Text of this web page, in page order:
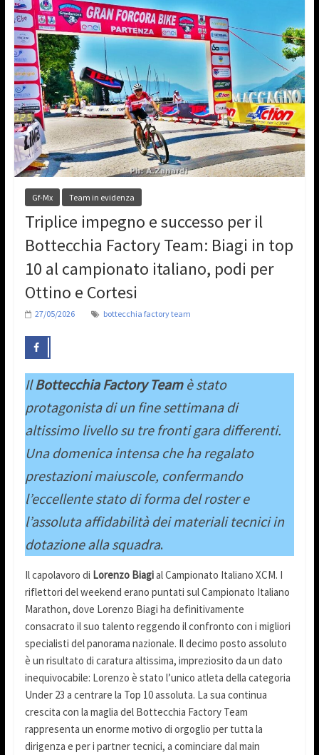
Gf-Mx Team in evidenza
Triplice impegno e successo per il
Bottecchia Factory Team: Biagi in top
10 al campionato italiano, podi per
Ottino e Cortesi
27/05/2026 bottecchia factory team
IlBottecchia Factory Teamè stato
protagonista di un fine settimana di
altissimo livello su tre fronti gara differenti.
Una domenica intensa che ha regalato
prestazioni maiuscole, confermando
l’eccellente stato di forma del roster e
l’assoluta affidabilità dei materiali tecnici in
dotazione alla squadra.
Il capolavoro di Lorenzo Biagial Campionato Italiano XCM. I
riflettori del weekend erano puntati sul Campionato Italiano
Marathon, dove Lorenzo Biagi ha definitivamente
consacrato il suo talento reggendo il confronto con i migliori
specialisti del panorama nazionale. Il decimo posto assoluto
è un risultato di caratura altissima, impreziosito da un dato
inequivocabile: Lorenzo è stato l’unico atleta della categoria
Under 23 a centrare la Top 10 assoluta. La sua continua
crescita con la maglia del Bottecchia Factory Team
rappresenta un enorme motivo di orgoglio per tutta la
dirigenza e per i partner tecnici, a cominciare dal main